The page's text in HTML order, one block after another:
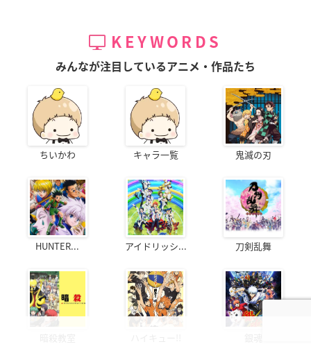
KEYWORDS
みんなが注目しているアニメ・作品たち
ちいかわ キャラ一覧 鬼滅の刃
HUNTER... アイドリッシ... 刀剣乱舞